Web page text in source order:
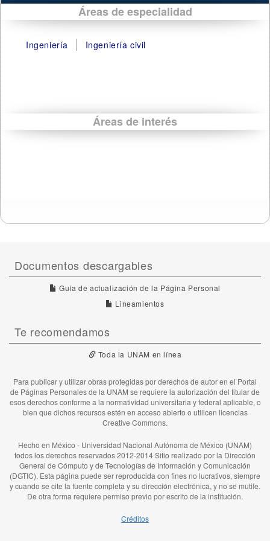
Áreas de especialidad
Ingeniería Ingeniería civil
Áreas de interés
Documentos descargables
Guía de actualización de la Página Personal
Lineamientos
Te recomendamos
Toda la UNAM en línea
Para publicar y utilizar obras protegidas por derechos de autor en el Portal
de Páginas Personales de la UNAM se requiere la autorización del titular de
esos derechos conforme a la normatividad universitaria y federal aplicable, o
bien que dichos recursos estén en acceso abierto o utilicen licencias
Creative Commons.
Hecho en México - Universidad Nacional Autónoma de México (UNAM)
todos los derechos reservados 2012-2014 Sitio realizado por la Dirección
General de Cómputo y de Tecnologías de Información y Comunicación
(DGTIC). Esta página puede ser reproducida con fines no lucrativos, siempre
y cuando se cite la fuente completa y su dirección electrónica, y no se mutile.
De otra forma requiere permiso previo por escrito de la institución.
Créditos